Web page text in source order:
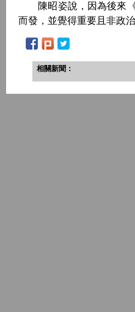
陳昭姿說，因為後來《
而發，並覺得重要且非政
相關新聞：